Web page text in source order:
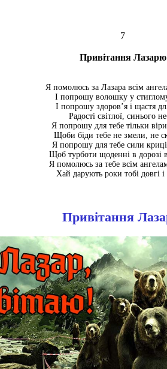
7
Привітання Лазарю
Я помолюсь за Лазара всім
І попрошу волошку у
І попрошу здоров’я і щастя
Радості світлої, синього
Я попрошу для тебе тільки
Щоби біди тебе не змели, не
Я попрошу для тебе сили криці
Щоб турботи щоденні в дорозі
Я помолюсь за тебе всім
Хай дарують роки тобі довгі і
Привітання